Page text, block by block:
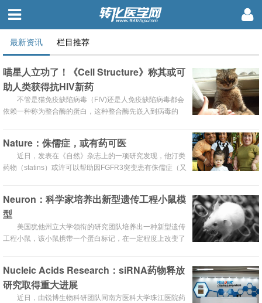
最新资讯 栏目推荐
喵星人立功了！《Cell Structure》称其或可
助人类获得抗HIV新药
不管是猫免疫缺陷病毒（FIV)还是人免疫缺陷病毒都会
依赖一种称为整合酶的蛋白，这种整合酶先嵌入到病毒的
以以这个蛋白的弱点为突破口来研发新药。
Nature：侏儒症，或有药可医
近日，发表在《自然》杂志上的一项研究发现，他汀类
药物（statins）或许可以帮助因FGFR3突变患有侏儒症（又
程中鉴别出了降胆固醇药的促生长特性。
Neuron：科学家培养出新型遗传工程小鼠模
型
美国犹他州立大学领衔的研究团队培养出一种新型遗传
工程小鼠，该小鼠携带一个蛋白标记，在一定程度上改变了
Nucleic Acids Research：siRNA药物释放
研究取得重大进展
近日，由锐博生物科研团队同南方医科大学珠江医院药